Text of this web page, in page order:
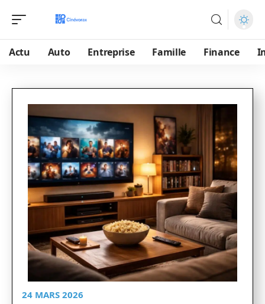
Actu Auto Entreprise Famille Finance
24 MARS 2026